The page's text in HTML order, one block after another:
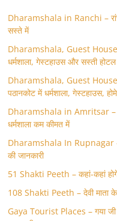
Dharamshala in Ranchi – रांची
सस्ते में
Dharamshala, Guest
धर्मशाला, गेस्टहाउस और सस्ती
Dharamshala, Guest
पठानकोट में धर्मशाला, गेस्टहाउस,
Dharamshala in Amritsar –
धर्मशाला कम कीमत में
Dharamshala In Rupnagar –
की जानकारी
51 Shakti Peeth – कहां-कहां होगें
108 Shakti Peeth – देवी माता
Gaya Tourist Places – गया जी